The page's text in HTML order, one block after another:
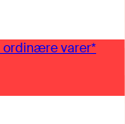
ordinære varer*